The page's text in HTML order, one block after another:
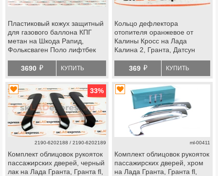
Пластиковый кожух защитный
для газового баллона КПГ
метан на Шкода Рапид,
Фольксваген Поло лифтбек
3690 й КУПИТЬ
Кольцо дефлектора
отопителя оранжевое от
Калины Кросс на Лада
Калина 2, Гранта, Датсун
369 й КУПИТЬ
33%
2190-6202188 / 2190-6202189
Комплект облицовок рукояток
пассажирских дверей, черный
лак на Лада Гранта, Гранта fl,
ml-00411
Комплект облицовок рукояток
пассажирских дверей, хром
на Лада Гранта, Гранта fl,